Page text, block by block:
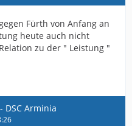
Fürth von Anfang an
heute auch nicht
zu der " Leistung "
DSC Arminia